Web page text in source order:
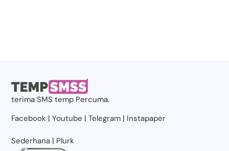
terimaSMS temp Percuma.
Facebook |Youtube |Telegram | Instapaper
Sederhana | Plurk